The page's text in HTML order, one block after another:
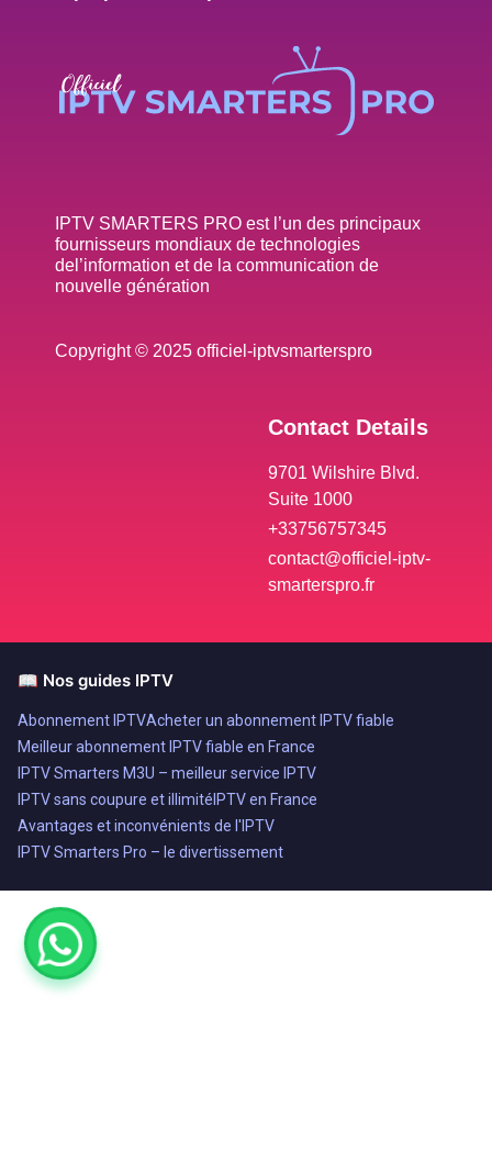
IPTV SMARTERS PRO est l’un des principaux
fournisseurs mondiaux de technologies
del’information et de la communication de
nouvelle génération
Copyright © 2025 officiel-iptvsmarterspro
Contact Details
9701 Wilshire Blvd.
Suite 1000
+33756757345
contact@officiel-iptv-
smarterspro.fr
📖 Nos guides IPTV
Abonnement IPTVAcheter un abonnement IPTV fiable
Meilleur abonnement IPTV fiable en France
IPTV Smarters M3U – meilleur service IPTV
IPTV sans coupure et illimité IPTV en France
Avantages et inconvénients de l'IPTV
IPTV Smarters Pro – le divertissement